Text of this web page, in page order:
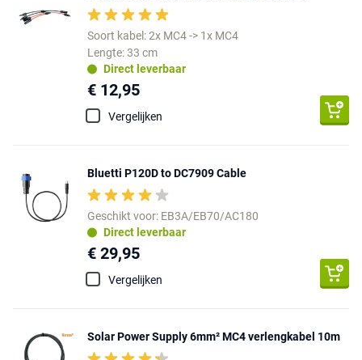
Soort kabel: 2x MC4 -> 1x MC4
Lengte: 33 cm
Direct leverbaar
€ 12,95
Vergelijken
Bluetti P120D to DC7909 Cable
Geschikt voor: EB3A/EB70/AC180
Direct leverbaar
€ 29,95
Vergelijken
Solar Power Supply 6mm² MC4 verlengkabel 10m